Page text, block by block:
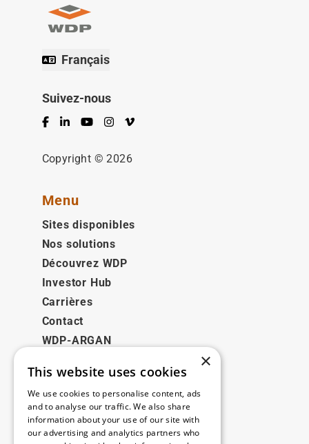
Français
Suivez-nous
Facebook
LinkedInYouTubeInstagram
Vimeo
Copyright © 2026
Menu
Sites disponibles
Nos solutions
Découvrez WDP
Investor Hub
Carrières
Contact
WDP-ARGAN
Juridique
Disclaimer
Politique de confidentialité
×
This website uses cookies
We use cookies to personalise content, ads
and to analyse our traffic. We also share
information about your use of our site with
our advertising and analytics partners who